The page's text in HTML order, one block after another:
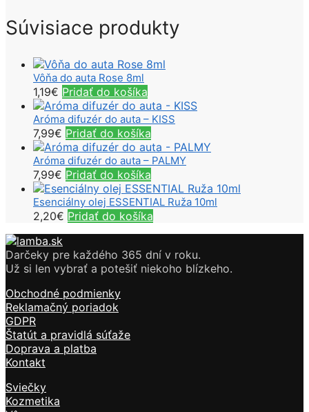
Súvisiace produkty
Vôňa do auta Rose 8ml
1,19€ Pridať do košíka
Aróma difuzér do auta – KISS
7,99€ Pridať do košíka
Aróma difuzér do auta – PALMY
7,99€ Pridať do košíka
Esenciálny olej ESSENTIAL Ruža 10ml
2,20€ Pridať do košíka
Darčeky pre každého 365 dní v roku.
Už si len vybrať a potešiť niekoho blízkeho.
Obchodné podmienky
Reklamačný poriadok
GDPR
Štatút a pravidlá súťaže
Doprava a platba
Kontakt
Sviečky
Kozmetika